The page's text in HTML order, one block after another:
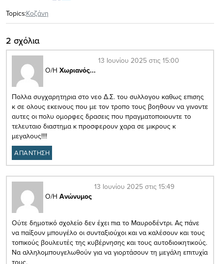
Topics:Κοζάνη
2 σχόλια
Ο/Η Χωριανός...
13 Ιουνίου 2025 στις 15:00
Πολλα συγχαρητηρια στο νεο Δ.Σ. του συλλογου καθως επισης
κ σε ολους εκεινους που με τον τροπο τους βοηθουν να γινοντε
αυτες οι πολυ ομορφες δρασεις που πραγματοποιουντε το
τελευταιο διαστημα κ προσφερουν χαρα σε μικρους κ
μεγαλους!!!!
ΑΠΑΝΤΗΣΗ
Ο/Η Ανώνυμος
13 Ιουνίου 2025 στις 15:49
Ούτε δημοτικό σχολείο δεν έχει πια το Μαυροδέντρι. Ας πάνε
να παίξουν μπουγέλο οι συνταξιούχοι και να καλέσουν και τους
τοπικούς βουλευτές της κυβέρνησης και τους αυτοδιοικητικούς.
Να αλληλομπουγελωθούν για να γιορτάσουν τη μεγάλη επιτυχία
τους.